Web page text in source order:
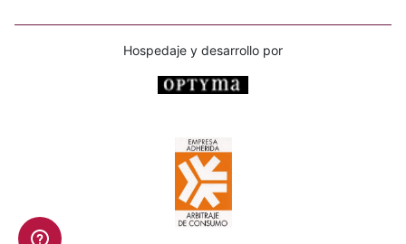
Hospedaje y desarrollo por